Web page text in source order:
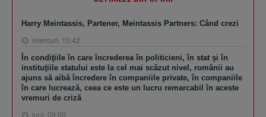
Harry Meintassis, Partener, Meintassis Partners: Când crezi
miercuri, 15:42
În condiţiile în care încrederea în politicieni, în stat şi în
instituţiile statului este la cel mai scăzut nivel, românii au
ajuns să aibă încredere în companiile private, în companiile
în care lucrează, ceea ce este un lucru remarcabil în aceste
vremuri de criză
luni, 09:00